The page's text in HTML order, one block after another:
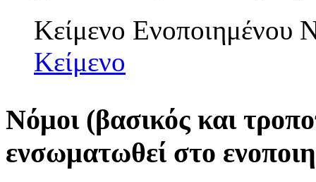
Κείμενο
Κείμενο
Νόμοι (βασικός και
ενσωματωθεί στο